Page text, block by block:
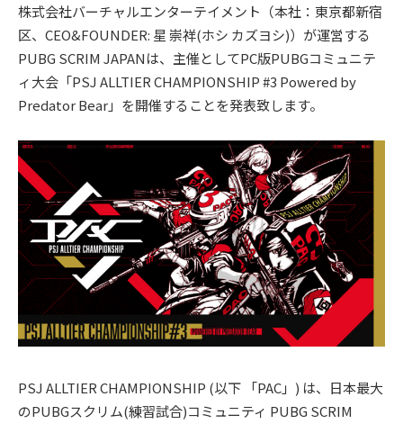
株式会社バーチャルエンターテイメント（本社：東京都新宿
区、CEO&FOUNDER: 星 崇祥(ホシ カズヨシ)）が運営する
PUBG SCRIM JAPANは、主催としてPC版PUBGコミュニテ
ィ大会「PSJ ALLTIER CHAMPIONSHIP #3 Powered by
Predator Bear」を開催することを発表致します。
PSJ ALLTIER CHAMPIONSHIP (以下 「PAC」) は、日本最大
のPUBGスクリム(練習試合)コミュニティ PUBG SCRIM